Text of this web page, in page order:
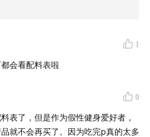
权归声动活泼所有，未经授权
途
1
会看配料表啦
0
表了，但是作为假性健身爱好者，
就不会再买了。因为吃完p真的太多